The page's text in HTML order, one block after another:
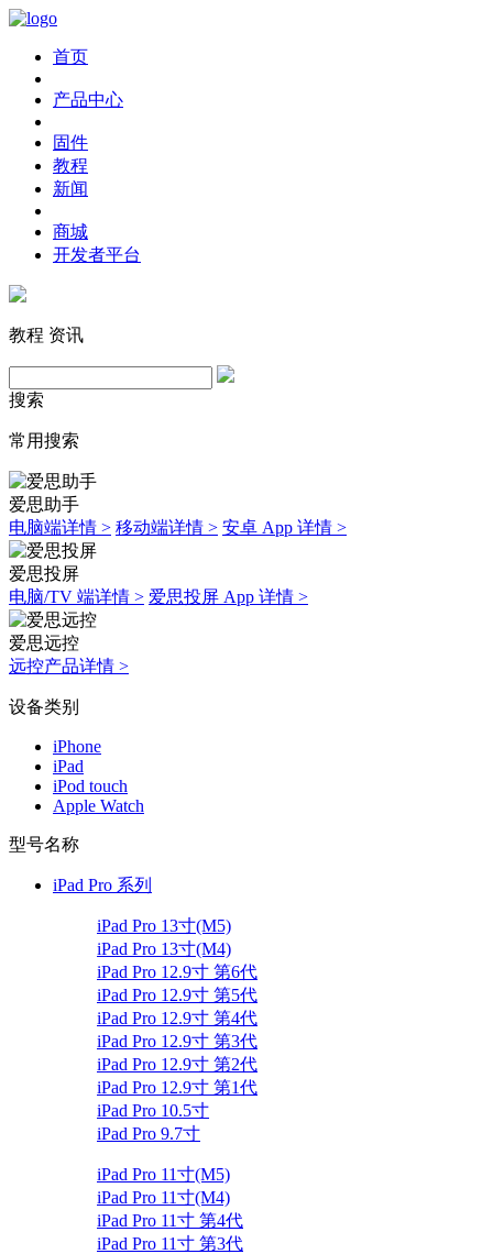
首页
产品中心
固件
教程
新闻
商城
开发者平台
教程 资讯
搜索
常用搜索
爱思助手
电脑端详情 > 移动端详情 > 安卓 App 详情 >
爱思投屏
电脑/TV 端详情 > 爱思投屏 App 详情 >
爱思远控
远控产品详情 >
设备类别
iPhone
iPad
iPod touch
Apple Watch
型号名称
iPad Pro 系列
iPad Pro 13寸(M5)
iPad Pro 13寸(M4)
iPad Pro 12.9寸 第6代
iPad Pro 12.9寸 第5代
iPad Pro 12.9寸 第4代
iPad Pro 12.9寸 第3代
iPad Pro 12.9寸 第2代
iPad Pro 12.9寸 第1代
iPad Pro 10.5寸
iPad Pro 9.7寸
iPad Pro 11寸(M5)
iPad Pro 11寸(M4)
iPad Pro 11寸 第4代
iPad Pro 11寸 第3代